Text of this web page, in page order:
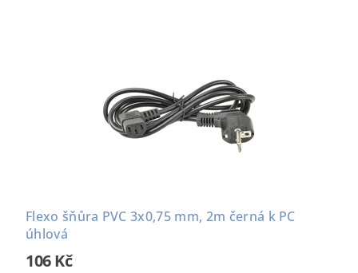
Flexo šňůra PVC 3x0,75 mm, 2m černá k PC
úhlová
106 Kč